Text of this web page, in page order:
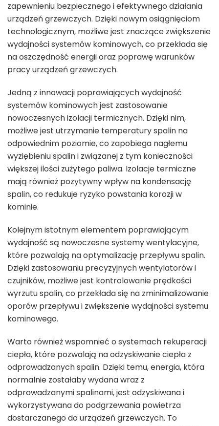
zapewnieniu bezpiecznego i efektywnego działania
urządzeń grzewczych. Dzięki nowym osiągnięciom
technologicznym, możliwe jest znaczące zwiększenie
wydajności systemów kominowych, co przekłada się
na oszczędność energii oraz poprawę warunków
pracy urządzeń grzewczych.
Jedną z innowacji poprawiających wydajność
systemów kominowych jest zastosowanie
nowoczesnych izolacji termicznych. Dzięki nim,
możliwe jest utrzymanie temperatury spalin na
odpowiednim poziomie, co zapobiega nagłemu
wyziębieniu spalin i związanej z tym konieczności
większej ilości zużytego paliwa. Izolacje termiczne
mają również pozytywny wpływ na kondensację
spalin, co redukuje ryzyko powstania korozji w
kominie.
Kolejnym istotnym elementem poprawiającym
wydajność są nowoczesne systemy wentylacyjne,
które pozwalają na optymalizację przepływu spalin.
Dzięki zastosowaniu precyzyjnych wentylatorów i
czujników, możliwe jest kontrolowanie prędkości
wyrzutu spalin, co przekłada się na zminimalizowanie
oporów przepływu i zwiększenie wydajności systemu
kominowego.
Warto również wspomnieć o systemach rekuperacji
ciepła, które pozwalają na odzyskiwanie ciepła z
odprowadzanych spalin. Dzięki temu, energia, która
normalnie zostałaby wydana wraz z
odprowadzanymi spalinami, jest odzyskiwana i
wykorzystywana do podgrzewania powietrza
dostarczanego do urządzeń grzewczych. To